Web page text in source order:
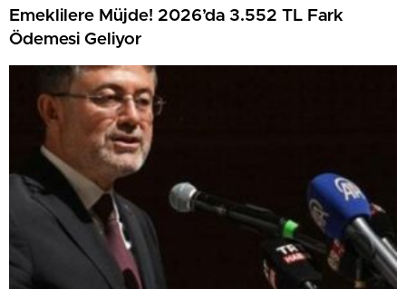
Emeklilere Müjde! 2026’da 3.552 TL Fark
Ödemesi Geliyor